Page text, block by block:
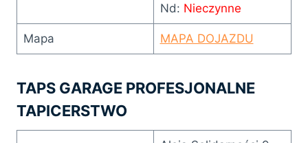
Nd: Nieczynne
Mapa MAPA DOJAZDU
TAPS GARAGE PROFESJONALNE
TAPICERSTWO